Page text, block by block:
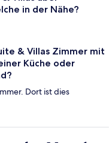
in der Nähe?
& Villas Zimmer mit
Küche oder
Dort ist dies